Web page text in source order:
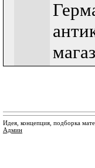
Идея, концепция, подборка
Админ